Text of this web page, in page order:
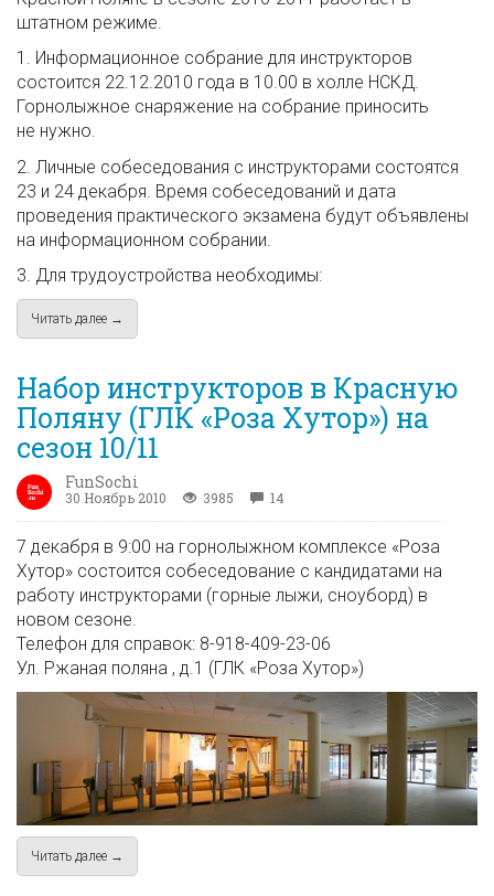
штатном режиме.
1. Информационное собрание для инструкторов
состоится 22.12.2010 года в 10.00 в холле НСКД.
Горнолыжное снаряжение на собрание приносить
не нужно.
2. Личные собеседования с инструкторами состоятся
23 и 24 декабря. Время собеседований и дата
проведения практического экзамена будут объявлены
на информационном собрании.
3. Для трудоустройства необходимы:
Читать далее →
Набор инструкторов в Красную
Поляну (ГЛК «Роза Хутор») на
сезон 10/11
FunSochi
30 Ноябрь 2010 3985 14
7 декабря в 9:00 на горнолыжном комплексе «Роза
Хутор» состоится собеседование с кандидатами на
работу инструкторами (горные лыжи, сноуборд) в
новом сезоне.
Телефон для справок: 8-918-409-23-06
Ул. Ржаная поляна , д.1 (ГЛК «Роза Хутор»)
Читать далее →